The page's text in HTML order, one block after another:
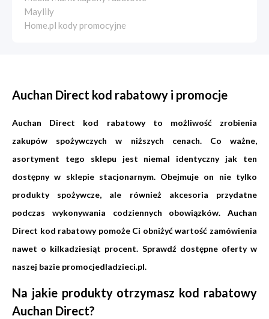
Maylily
Home.pl kody promocyjne
Auchan Direct kod rabatowy i promocje
Auchan Direct kod rabatowy to możliwość zrobienia
zakupów spożywczych w niższych cenach. Co ważne,
asortyment tego sklepu jest niemal identyczny jak ten
dostępny w sklepie stacjonarnym. Obejmuje on nie tylko
produkty spożywcze, ale również akcesoria przydatne
podczas wykonywania codziennych obowiązków. Auchan
Direct kod rabatowy pomoże Ci obniżyć wartość zamówienia
nawet o kilkadziesiąt procent. Sprawdź dostępne oferty w
naszej bazie promocjedladzieci.pl.
Na jakie produkty otrzymasz kod rabatowy
Auchan Direct?